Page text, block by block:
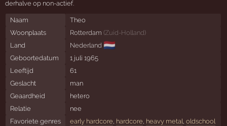
derhalve op non-actief.
Naam
Theo
Woonplaats
Rotterdam (Zuid-Holland)
Land
Nederland 🇳🇱
Geboortedatum
1 juli 1965
Leeftijd
61
Geslacht
man
Geaardheid
hetero
Relatie
nee
Favoriete genres
early hardcore hardcore heavy metal oldschool